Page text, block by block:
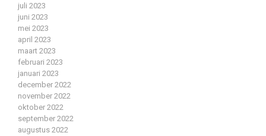
juli 2023
juni 2023
mei 2023
april 2023
maart 2023
februari 2023
januari 2023
december 2022
november 2022
oktober 2022
september 2022
augustus 2022